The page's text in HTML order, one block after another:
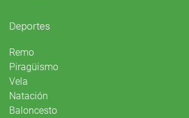
Deportes
Remo
Piragüismo
Vela
Natación
Baloncesto